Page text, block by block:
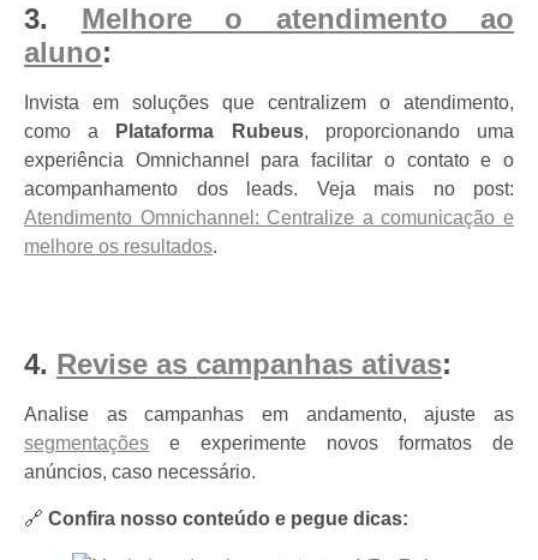
3. Melhore o atendimento ao
aluno:
Invista em soluções que centralizem o atendimento,
como a
Plataforma Rubeus, proporcionando uma
experiência Omnichannel para facilitar o contato e o
acompanhamento dos leads. Veja mais no post:
Atendimento Omnichannel: Centralize a comunicação e
melhore os resultados.
4. Revise as campanhas ativas:
Analise as campanhas em andamento, ajuste as
segmentações e experimente novos formatos de
anúncios, caso necessário.
🔗 Confira nosso conteúdo e pegue dicas: